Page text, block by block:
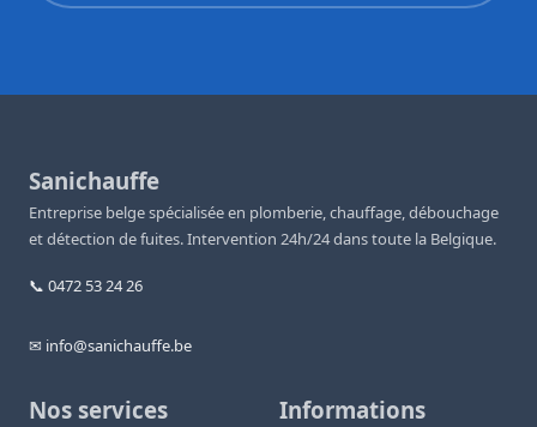
Sanichauffe
Entreprise belge spécialisée en plomberie, chauffage, débouchage
et détection de fuites. Intervention 24h/24 dans toute la Belgique.
📞 0472 53 24 26
✉ info@sanichauffe.be
Nos services Informations